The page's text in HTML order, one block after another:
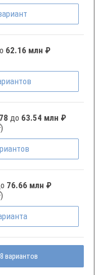
62.16 млн ₽
до 63.54 млн ₽
)
76.66 млн ₽
)
вариантов